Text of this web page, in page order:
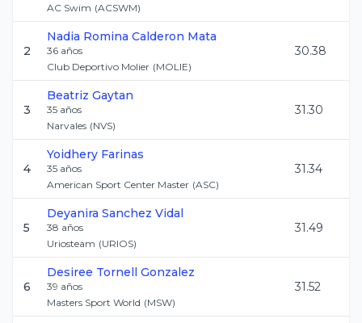
AC Swim (ACSWM)
2
Nadia Romina Calderon Mata
36 años
Club Deportivo Molier (MOLIE)
30.38
3
Beatriz Gaytan
35 años
Narvales (NVS)
31.30
4
Yoidhery Farinas
35 años
American Sport Center Master (ASC)
31.34
5
Deyanira Sanchez Vidal
38 años
Uriosteam (URIOS)
31.49
6
Desiree Tornell Gonzalez
39 años
Masters Sport World (MSW)
31.52